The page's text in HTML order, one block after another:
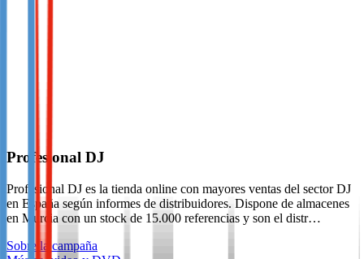
Profesional DJ
Profesional DJ es la tienda online con mayores ventas del sector DJ
en España según informes de distribuidores. Dispone de almacenes
en Murcia con un stock de 15.000 referencias y son el distr…
Sobre la campaña